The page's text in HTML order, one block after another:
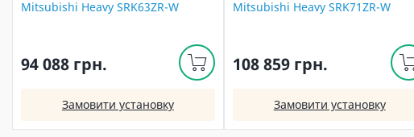
Mitsubishi Heavy SRK63ZR-W
94 088 грн.
Замовити установку
Mitsubishi Heavy SRK71ZR-W
108 859 грн.
Замовити установку